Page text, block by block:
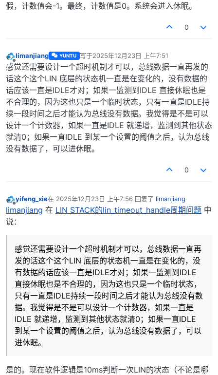
假，计数值会-1。最终，计数值是0。系统会进入休眠。
0
离线
limanjiang YUNTU 写于2025年12月23日 上午7:51
最后由 编辑
感觉还需要设计一个超时机制才可以，总线数据一直再发的
话这个这个LIN 底层的状态机一直是在变化的，没有数据的
话应该一直是IDLE才对；如果一监测到IDLE 直接休眠也是
不合理的，因为这也只是一个临时状态，只有一直是IDLE持
续一段时间之后才能认为总线没有数据。我觉得是不是可以
设计一个计数器，如果一直是IDLE 就递增，监测到其他状态
就清0；如果一直IDLE 到某一个设置的阈值之后，认为总线
没有数据了，可以进休眠。
0
离线
yifeng_xie在 2025年12月23日 上午7:56 回复了 limanjiang
最后由 编辑
limanjiang 在 LIN STACK的lin_timeout_handle周期问题 中
说：
感觉还需要设计一个超时机制才可以，总线数据一直再
发的话这个这个LIN 底层的状态机一直是在变化的，没
有数据的话应该一直是IDLE才对；如果一监测到IDLE
直接休眠也是不合理的，因为这也只是一个临时状态，
只有一直是IDLE持续一段时间之后才能认为总线没有数
据。我觉得是不是可以设计一个计数器，如果一直是
IDLE 就递增，监测到其他状态就清0；如果一直IDLE
到某一个设置的阈值之后，认为总线没有数据了，可以
进休眠。
是的。现在软件逻辑是10ms判断一次LIN的状态（不论是哪